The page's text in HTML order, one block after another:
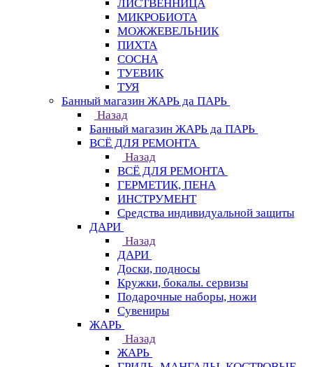
ЛИСТВЕННИЦА
МИКРОБИОТА
МОЖЖЕВЕЛЬНИК
ПИХТА
СОСНА
ТУЕВИК
ТУЯ
Банный магазин ЖАРЬ да ПАРЬ
Назад
Банный магазин ЖАРЬ да ПАРЬ
ВСЁ ДЛЯ РЕМОНТА
Назад
ВСЁ ДЛЯ РЕМОНТА
ГЕРМЕТИК, ПЕНА
ИНСТРУМЕНТ
Средства индивидуальной защиты
ДАРИ
Назад
ДАРИ
Доски, подносы
Кружки, бокалы. сервизы
Подарочные наборы, ножи
Сувениры
ЖАРЬ
Назад
ЖАРЬ